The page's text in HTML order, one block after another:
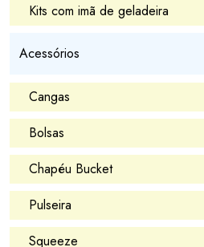
Kits com imã de geladeira
Acessórios
Cangas
Bolsas
Chapéu Bucket
Pulseira
Squeeze